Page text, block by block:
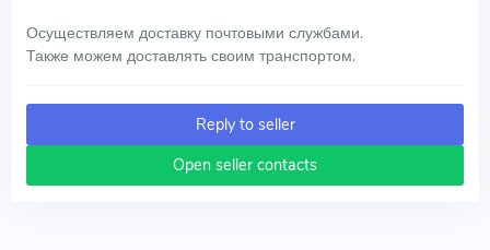
Осуществляем доставку почтовыми службами.
Также можем доставлять своим транспортом.
Reply to seller
Open seller contacts